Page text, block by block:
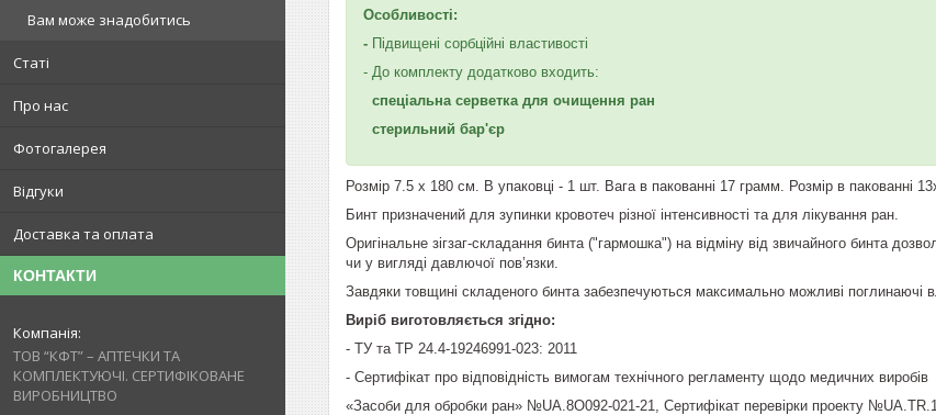
Вам може знадобитись
Статі
Про нас
Фотогалерея
Відгуки
Доставка та оплата
КОНТАКТИ
ТОВ “КФТ” – АПТЕЧКИ ТА
КОМПЛЕКТУЮЧІ. СЕРТИФІКОВАНЕ
ВИРОБНИЦТВО
Особливості:
- Підвищені сорбційні властивості
- До комплекту додатково входить:
спеціальна серветка для очищення ран
стерильний бар'єр
Розмір 7.5 x 180 см. В упаковці - 1 шт. Вага в пакованні 17 грамм. Розмір в пакованні
Бинт призначений для зупинки кровотеч різної інтенсивності та для лікування ран.
Оригінальне зігзаг-складання бинта ("гармошка") на відміну від звичайного бинта
чи у вигляді давлючої пов’язки.
Завдяки товщині складеного бинта забезпечуються максимально можливі поглинаючі
Виріб виготовляється згідно:
- ТУ та ТР 24.4-19246991-023: 2011
- Сертифікат про відповідність вимогам технічного регламенту щодо медичних виробів
«Засоби для обробки ран» №UA.8O092-021-21, Сертифікат перевірки проекту